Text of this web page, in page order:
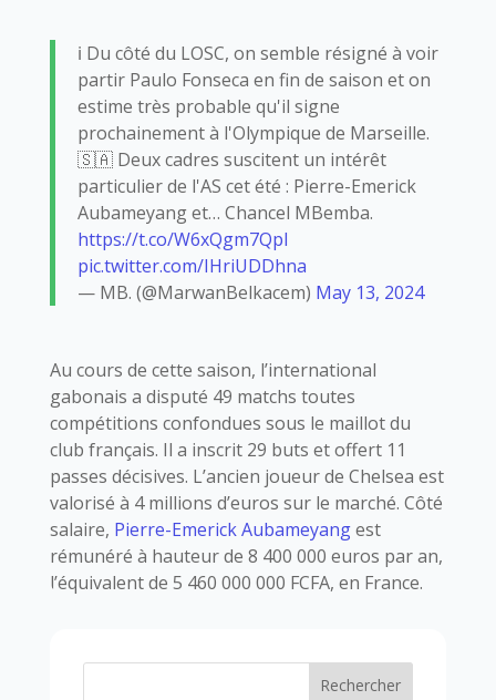
ℹ️ Du côté du LOSC, on semble résigné à voir
partir Paulo Fonseca en fin de saison et on
estime très probable qu'il signe
prochainement à l'Olympique de Marseille.
🇸🇦 Deux cadres suscitent un intérêt
particulier de l'AS cet été : Pierre-Emerick
Aubameyang et… Chancel MBemba.
https://t.co/W6xQgm7QpI
pic.twitter.com/IHriUDDhna
— MB. (@MarwanBelkacem) May 13, 2024
Au cours de cette saison, l’international
gabonais a disputé 49 matchs toutes
compétitions confondues sous le maillot du
club français. Il a inscrit 29 buts et offert 11
passes décisives. L’ancien joueur de Chelsea est
valorisé à 4 millions d’euros sur le marché. Côté
salaire, Pierre-Emerick Aubameyangest
rémunéré à hauteur de 8 400 000 euros par an,
l’équivalent de 5 460 000 000 FCFA, en France.
Rechercher